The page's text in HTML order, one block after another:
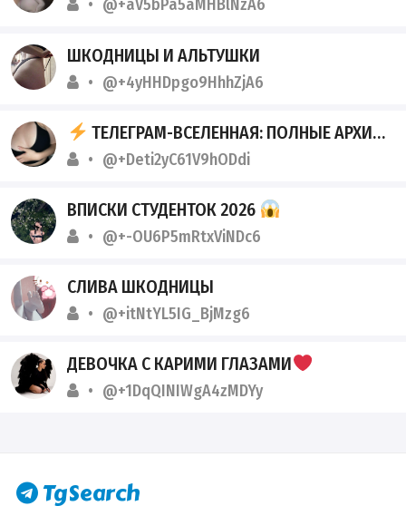
@+aV5bPa5aMHBlNzA6
ШКОДНИЦЫ И АЛЬТУШКИ
@+4yHHDpgo9HhhZjA6
ТЕЛЕГРАМ-ВСЕЛЕННАЯ: ПОЛНЫЕ АРХИВЫ РЕАЛЬНЫХ СЛИВОВ
@+Deti2yC61V9hODdi
ВПИСКИ СТУДЕНТОК 2026
@+-OU6P5mRtxViNDc6
СЛИВА ШКОДНИЦЫ
@+itNtYL5IG_BjMzg6
ДЕВОЧКА С КАРИМИ ГЛАЗАМИ
@+1DqQINIWgA4zMDYy